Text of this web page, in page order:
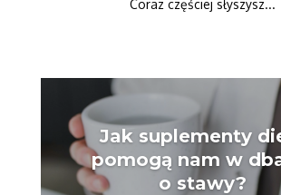
Coraz częściej słyszysz...
Jak suplementy
pomogą nam w
o stawy?